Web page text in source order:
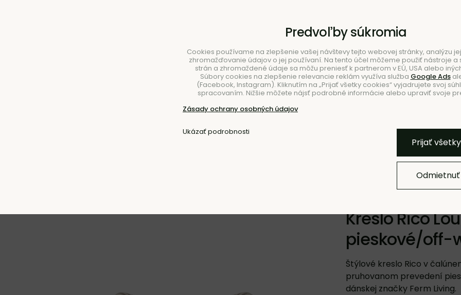
STOLOVANIE
S podrúčkami
Kreslo Rico
pieskové/off-
Štýlové kreslo Rico v
pruhovanom prevedení
dánskej značky Ferm Living.
Pridať k
Predvoľby súkromia
Cookies používame na zlepšenie vašej návštevy tejto webovej stránky, analýzu
zhromažďovanie údajov o jej používaní. Na tento účel môžeme použiť nástroje a
strán a zhromaždené údaje sa môžu preniesť k partnerom v EÚ, USA alebo
Súbory cookies na zlepšenie relevancie reklám využíva služba Google Ads
(Facebook, Instagram). Kliknutím na „Prijať všetky cookies“ vyjadrujete svoj
spracovaním. Nižšie môžete nájsť podrobné informácie alebo upraviť svoje
Zásady ochrany osobných údajov
Ukázať podrobnosti
Prijať